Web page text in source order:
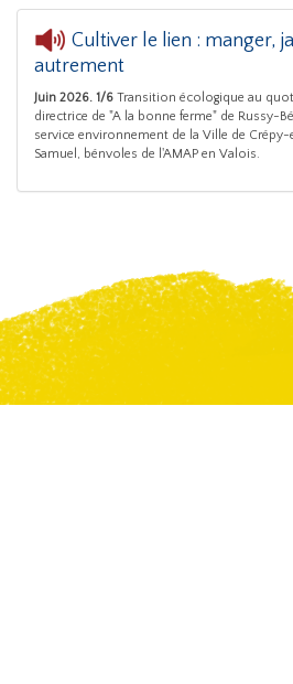
Cultiver le lien : manger,
autrement
Juin 2026. 1/6 Transition écologique au
directrice de "A la bonne ferme" de Russy-
service environnement de la Ville de
Samuel, bénvoles de l'AMAP en Valois.